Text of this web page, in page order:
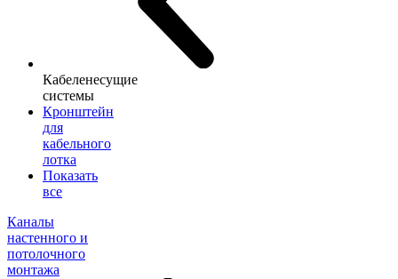
Кабеленесущие
системы
Кронштейн
для
кабельного
лотка
Показать
все
Каналы
настенного и
потолочного
монтажа